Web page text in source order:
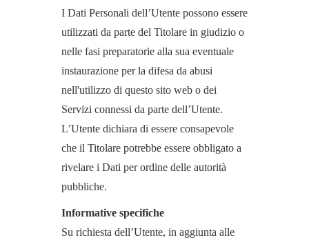
I Dati Personali dell’Utente possono essere
utilizzati da parte del Titolare in giudizio o
nelle fasi preparatorie alla sua eventuale
instaurazione per la difesa da abusi
nell'utilizzo di questo sito web o dei
Servizi connessi da parte dell’Utente.
L’Utente dichiara di essere consapevole
che il Titolare potrebbe essere obbligato a
rivelare i Dati per ordine delle autorità
pubbliche.
Informative specifiche
Su richiesta dell’Utente, in aggiunta alle